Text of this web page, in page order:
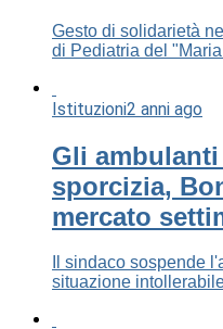
Gesto di solidarietà
di Pediatria del
Istituzioni2 anni ago
Gli
sporcizia,
mercato
Il sindaco sospende
situazione